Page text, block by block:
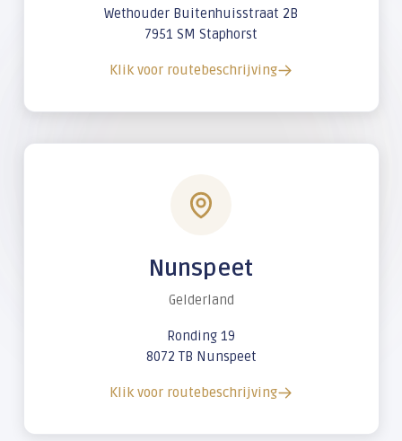
Wethouder Buitenhuisstraat 2B
7951 SM Staphorst
Klik voor routebeschrijving
Nunspeet
Gelderland
Ronding 19
8072 TB Nunspeet
Klik voor routebeschrijving